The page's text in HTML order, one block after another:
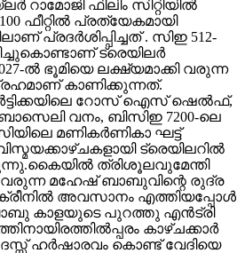
റാമോജി ഫിലിം സിറ്റിയിൽ
ഫീറ്റിൽ പ്രത്യേകമായി
പ്രദർശിപ്പിച്ചത് . സിഇ 512-
ട്രെയിലര്‍
ല്‍ ഭൂമിയെ ലക്ഷ്യമാക്കി വരുന്ന
കാണിക്കുന്നത്.
റോസ് ഐസ് ഷെല്‍ഫ്,
വനം, ബിസിഇ 7200-ലെ
മണികര്‍ണികാ ഘട്ട്
ട്രെയിലറില്‍
ത്രിശൂലവുമേന്തി
മഹേഷ് ബാബുവിന്റെ രുദ്ര
അവസാനം എത്തിയപ്പോൾ
കാളയുടെ പുറത്തു എൻട്രി
കാഴ്ചക്കാർ
ഹർഷാരവം കൊണ്ട് വേദിയെ